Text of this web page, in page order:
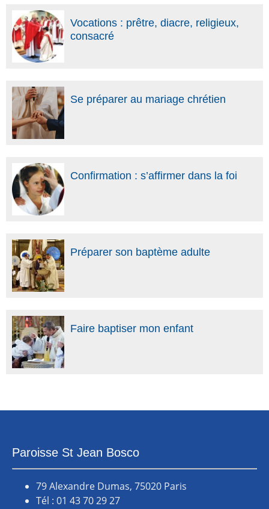
Vocations : prêtre, diacre, religieux,
consacré
Se préparer au mariage chrétien
Confirmation : s’affirmer dans la foi
Préparer son baptème adulte
Faire baptiser mon enfant
Paroisse St Jean Bosco
79 Alexandre Dumas, 75020 Paris
Tél : 01 43 70 29 27